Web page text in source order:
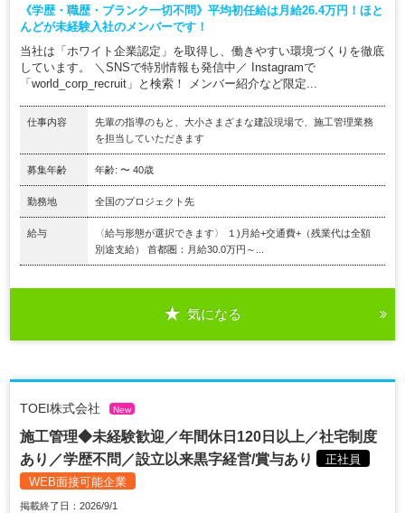
《学歴・職歴・ブランク一切不問》平均初任給は月給26.4万円！ほと
んどが未経験入社のメンバーです！
当社は「ホワイト企業認定」を取得し、働きやすい環境づくりを徹底
しています。 ＼SNSで特別情報も発信中／ Instagramで
「world_corp_recruit」と検索！ メンバー紹介など限定...
仕事内容
先輩の指導のもと、大小さまざまな建設現場で、施工管理業務
を担当していただきます
募集年齢 年齢: 〜 40歳
勤務地 全国のプロジェクト先
給与
〈給与形態が選択できます〉 １)月給+交通費+（残業代は全額
別途支給） 首都圏：月給30.0万円～...
気になる
TOEI株式会社 New
施工管理◆未経験歓迎／年間休日120日以上／社宅制度
あり／学歴不問／設立以来黒字経営/賞与あり
正社員
WEB面接可能企業
掲載終了日：2026/9/1